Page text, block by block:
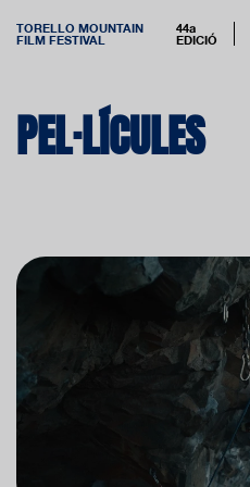
TORELLO MOUNTAIN
FILM FESTIVAL
44a
EDICIÓ
PEL·LÍCULES